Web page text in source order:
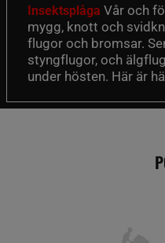
Insektsplåga Vår och
mygg, knott och
flugor och bromsar.
styngflugor, och
under hösten. Här är